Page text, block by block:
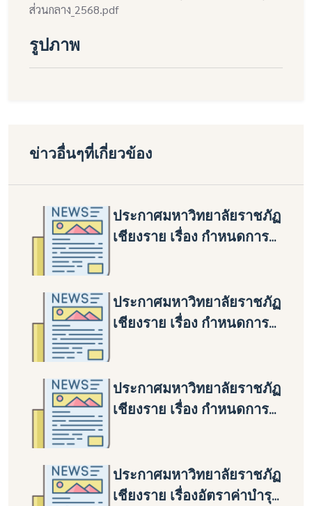
ส่วนกลาง_2568.pdf
รูปภาพ
ข่าวอื่นๆที่เกี่ยวข้อง
ประกาศมหาวิทยาลัยราชภัฏ
เชียงราย เรื่อง กำหนดการ
ศึกษา 2568 (สำหรับนักศึกษา
ใหม่)
ประกาศมหาวิทยาลัยราชภัฏ
เชียงราย เรื่อง กำหนดการ
ศึกษา 2568
ประกาศมหาวิทยาลัยราชภัฏ
เชียงราย เรื่อง กำหนดการ
ประจำปีการศึกษา 2568
(สำหรับนักศึกษาใหม่)
ประกาศมหาวิทยาลัยราชภัฏ
เชียงราย เรื่องอัตราค่าบำรุง